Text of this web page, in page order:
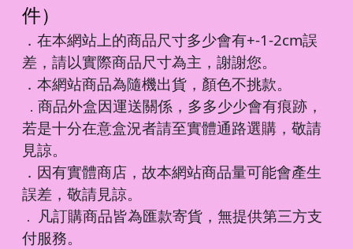
件）
．在本網站上的商品尺寸多少會有+-1-2cm誤
差，請以實際商品尺寸為主，謝謝您。
．本網站商品為隨機出貨，顏色不挑款。
． 商品外盒因運送關係，多多少少會有痕跡，
若是十分在意盒況者請至實體通路選購，敬請
見諒。
．因有實體商店，故本網站商品量可能會產生
誤差，敬請見諒。
． 凡訂購商品皆為匯款寄貨，無提供第三方支
付服務。